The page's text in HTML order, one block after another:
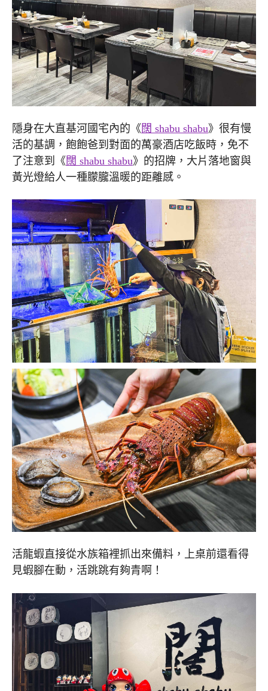
隱身在大直基河國宅內的《闊 shabu shabu》很有慢
活的基調，飽飽爸到對面的萬豪酒店吃飯時，免不
了注意到《闊 shabu shabu》的招牌，大片落地窗與
黃光燈給人一種朦朧溫暖的距離感。
活龍蝦直接從水族箱裡抓出來備料，上桌前還看得
見蝦腳在動，活跳跳有夠青啊！